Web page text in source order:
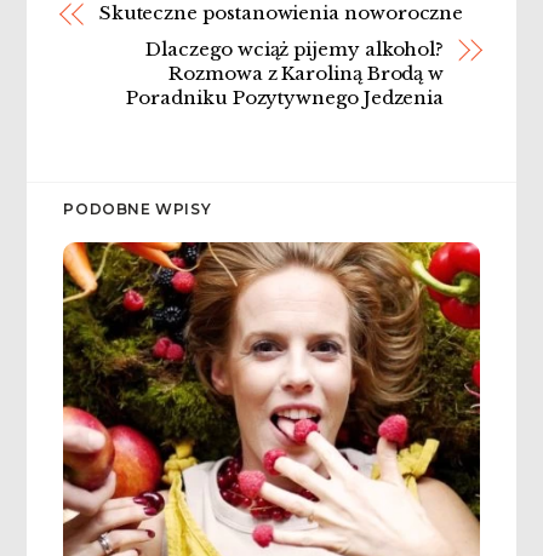
Skuteczne postanowienia noworoczne
Dlaczego wciąż pijemy alkohol?
Rozmowa z Karoliną Brodą w
Poradniku Pozytywnego Jedzenia
PODOBNE WPISY